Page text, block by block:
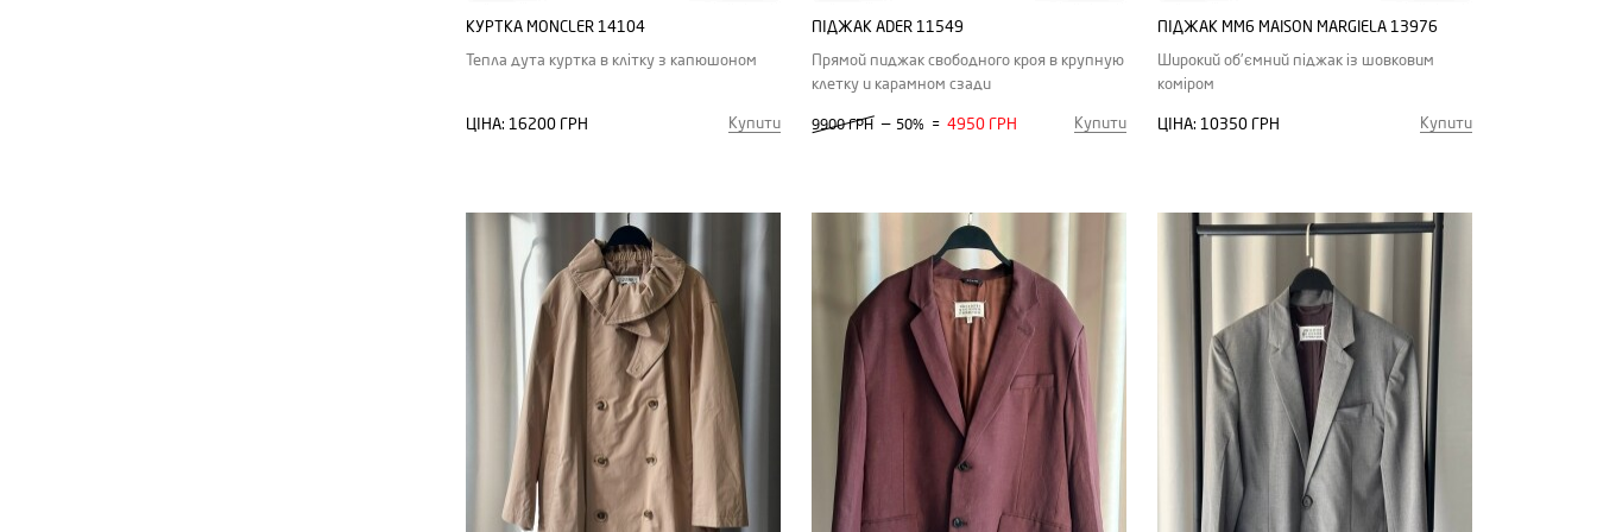
КУРТКА MONCLER 14104
Тепла дута куртка в клітку з капюшоном
ЦІНА: 16200 ГРН Купити
ПІДЖАК ADER 11549
Прямой пиджак свободного кроя в крупную
клетку и карамном сзади
9900 ГРН — 50% = 4950 ГРН Купити
ПІДЖАК MM6 MAISON MARGIELA 13976
Широкий об'ємний піджак із шовковим
коміром
ЦІНА: 10350 ГРН Купити